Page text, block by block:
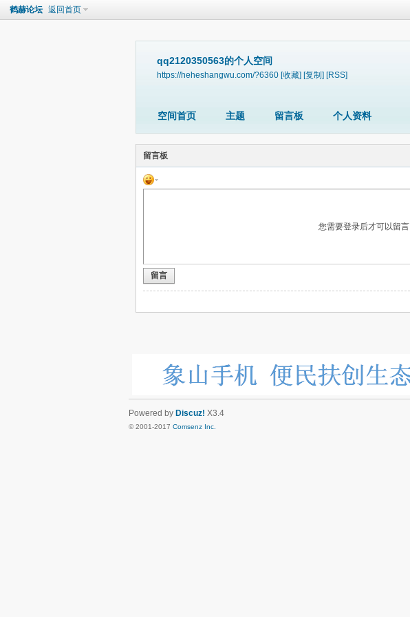
鹤赫论坛 返回首页
qq2120350563的个人空间
https://heheshangwu.com/?6360 [收藏] [复制] [RSS]
空间首页 主题 留言板 个人资料
留言板
您需要登录后才可以留言
留言
Powered by Discuz! X3.4
© 2001-2017 Comsenz Inc.